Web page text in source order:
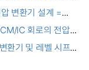
of Half-
변환기 설계 =
circuit
IC 회로의 전압
MCM/IC
Spectrometer
환기 및 레벨 시프터